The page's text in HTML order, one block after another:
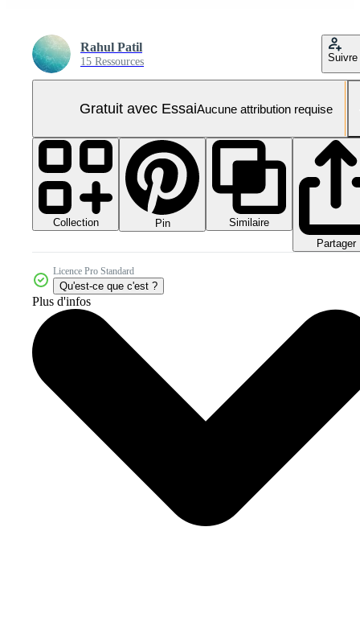
Rahul Patil
15 Ressources Suivre
Gratuit avec EssaiAucune attribution requise
Collection Pin
Similaire
Partager
Licence Pro Standard
Qu'est-ce que c'est ?
Plus d'infos